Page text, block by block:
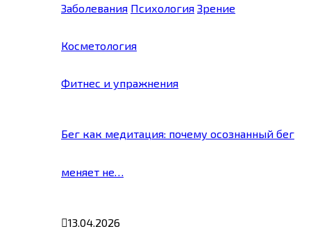
Заболевания Психология Зрение
Косметология
Фитнес и упражнения
Бег как медитация: почему осознанный бег
меняет не…
13.04.2026